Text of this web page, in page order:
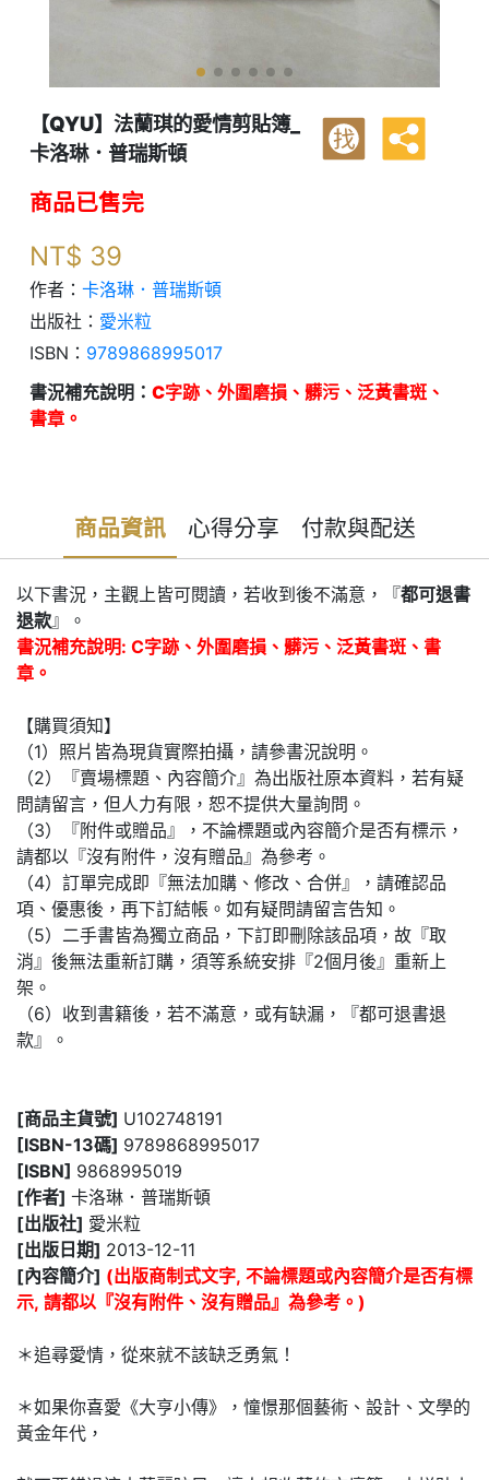
【QYU】法蘭琪的愛情剪貼簿_
卡洛琳．普瑞斯頓
找
商品已售完
NT$ 39
作者： 卡洛琳．普瑞斯頓
出版社： 愛米粒
ISBN： 9789868995017
書況補充說明： C字跡、外圍磨損、髒污、泛黃書斑、
書章。
商品資訊 心得分享 付款與配送
以下書況，主觀上皆可閱讀，若收到後不滿意，『都可退書
退款』。
書況補充說明: C字跡、外圍磨損、髒污、泛黃書斑、書
章。
【購買須知】
（1）照片皆為現貨實際拍攝，請參書況說明。
（2）『賣場標題、內容簡介』為出版社原本資料，若有疑
問請留言，但人力有限，恕不提供大量詢問。
（3）『附件或贈品』，不論標題或內容簡介是否有標示，
請都以『沒有附件，沒有贈品』為參考。
（4）訂單完成即『無法加購、修改、合併』，請確認品
項、優惠後，再下訂結帳。如有疑問請留言告知。
（5）二手書皆為獨立商品，下訂即刪除該品項，故『取
消』後無法重新訂購，須等系統安排『2個月後』重新上
架。
（6）收到書籍後，若不滿意，或有缺漏，『都可退書退
款』。
[商品主貨號] U102748191
[ISBN-13碼] 9789868995017
[ISBN] 9868995019
[作者] 卡洛琳．普瑞斯頓
[出版社] 愛米粒
[出版日期] 2013-12-11
[內容簡介] (出版商制式文字, 不論標題或內容簡介是否有標
示, 請都以『沒有附件、沒有贈品』為參考。)
＊追尋愛情，從來就不該缺乏勇氣！
＊如果你喜愛《大亨小傳》，憧憬那個藝術、設計、文學的
黃金年代，